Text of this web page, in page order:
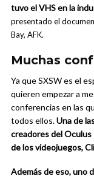
tuvo el VHS en la
presentado el
Bay, AFK.
Muchas
Ya que SXSW es el
quieren empezar a
conferencias en las
todos ellos.Una de
creadores del
de los videojuegos,
Además de eso, uno